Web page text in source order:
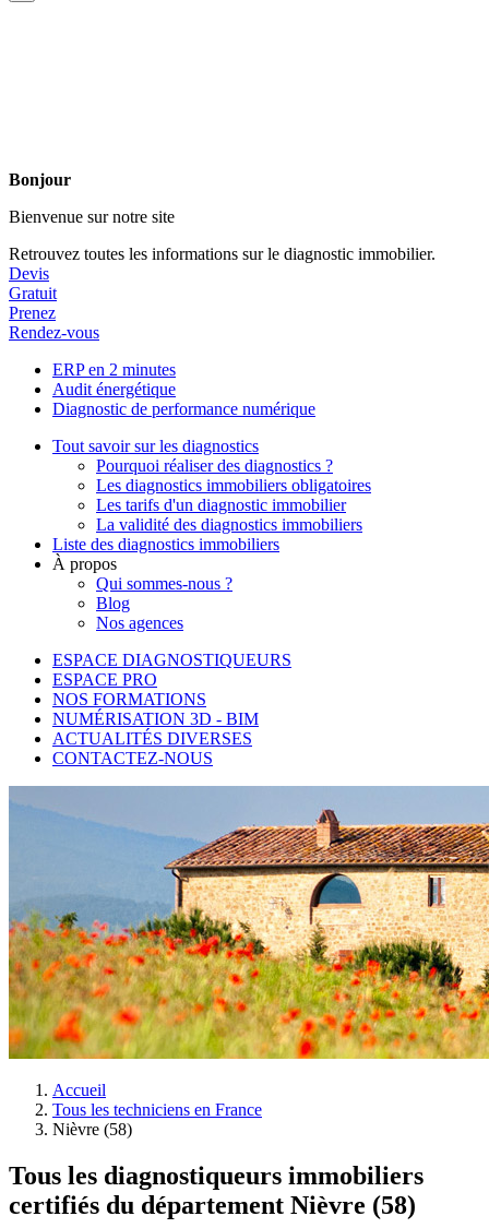
Bonjour
Bienvenue sur notre site
Retrouvez toutes les informations sur le diagnostic immobilier.
Devis
Gratuit
Prenez
Rendez-vous
ERP en 2 minutes
Audit énergétique
Diagnostic de performance numérique
Tout savoir sur les diagnostics
Pourquoi réaliser des diagnostics ?
Les diagnostics immobiliers obligatoires
Les tarifs d'un diagnostic immobilier
La validité des diagnostics immobiliers
Liste des diagnostics immobiliers
À propos
Qui sommes-nous ?
Blog
Nos agences
ESPACE DIAGNOSTIQUEURS
ESPACE PRO
NOS FORMATIONS
NUMÉRISATION 3D - BIM
ACTUALITÉS DIVERSES
CONTACTEZ-NOUS
Accueil
Tous les techniciens en France
Nièvre (58)
Tous les diagnostiqueurs immobiliers
certifiés du département Nièvre (58)